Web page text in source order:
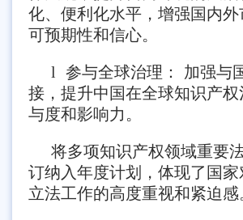
化、便利化水平，增强国内
可预期性和信心。
l 参与全球治理： 加强与
接，提升中国在全球知识产
与度和影响力。
将多项知识产权领域重要
订纳入年度计划，体现了国家
立法工作的高度重视和紧迫感